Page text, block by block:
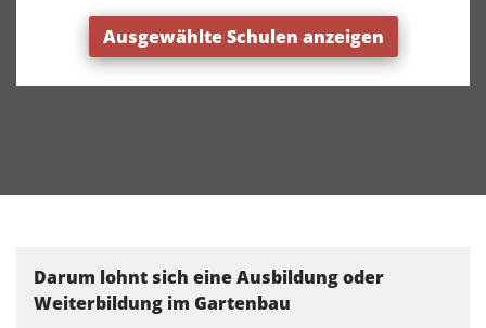
Ausgewählte Schulen anzeigen
Darum lohnt sich eine Ausbildung oder
Weiterbildung im Gartenbau